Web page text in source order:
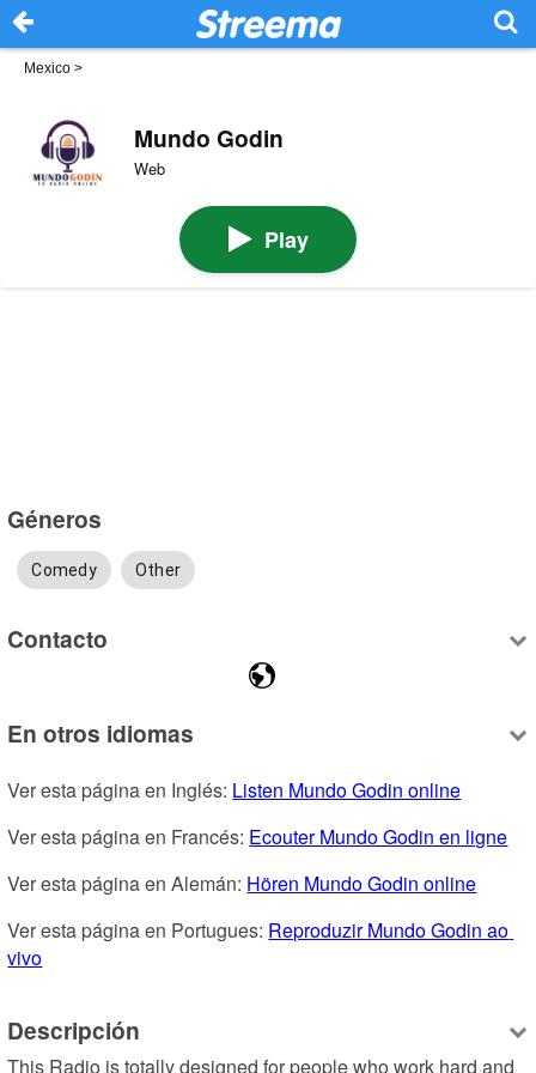
Mexico >
Mundo Godin
Web
Play
Géneros
Comedy Other
Contacto
En otros idiomas
Ver esta página en Inglés: Listen Mundo Godin online
Ver esta página en Francés: Ecouter Mundo Godin en ligne
Ver esta página en Alemán: Hören Mundo Godin online
Ver esta página en Portugues: Reproduzir Mundo Godin ao
vivo
Descripción
This Radio is totally designed for people who work hard and